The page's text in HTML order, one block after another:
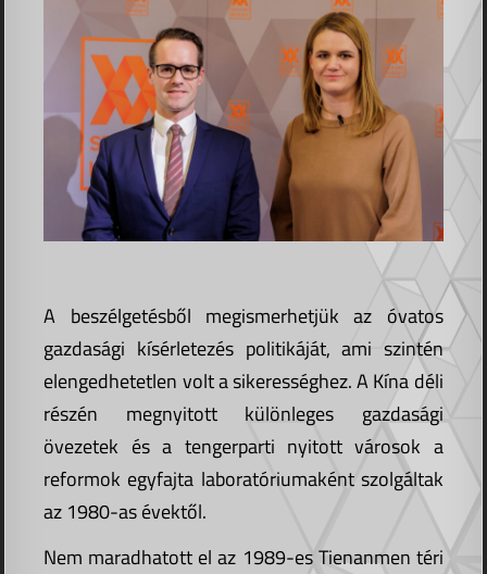
A beszélgetésből megismerhetjük az óvatos
gazdasági kísérletezés politikáját, ami szintén
elengedhetetlen volt a sikerességhez. A Kína déli
részén megnyitott különleges gazdasági
övezetek és a tengerparti nyitott városok a
reformok egyfajta laboratóriumaként szolgáltak
az 1980-as évektől.
Nem maradhatott el az 1989-es Tienanmen téri